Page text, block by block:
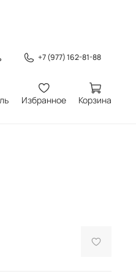
+7 (977) 162-81-88
Избранное Корзина